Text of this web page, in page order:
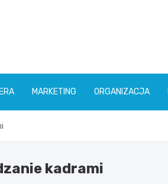
MARKETING ORGANIZACJA
kadrami